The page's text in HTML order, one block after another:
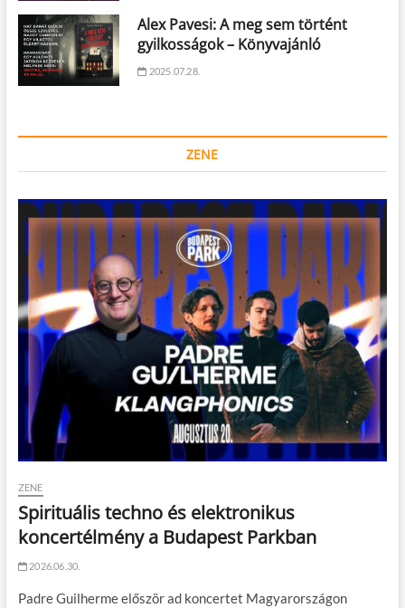
Alex Pavesi: A meg sem történt
gyilkosságok – Könyvajánló
2025.07.28.
ZENE
ZENE
Spirituális techno és elektronikus
koncertélmény a Budapest Parkban
2026.06.30.
Padre Guilherme először ad koncertet Magyarországon